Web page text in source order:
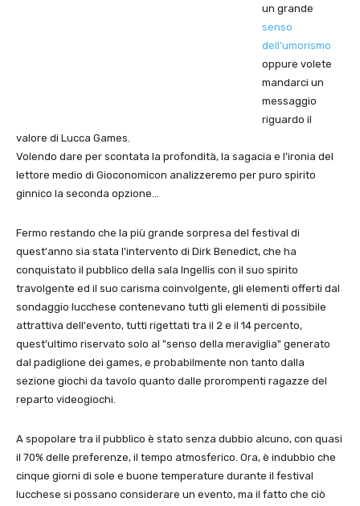
un grande
senso
dell'umorismo
oppure volete
mandarci un
messaggio
riguardo il
valore di Lucca Games.
Volendo dare per scontata la profondità, la sagacia e l'ironia del
lettore medio di Gioconomicon analizzeremo per puro spirito
ginnico la seconda opzione…
Fermo restando che la più grande sorpresa del festival di
quest'anno sia stata l'intervento di Dirk Benedict, che ha
conquistato il pubblico della sala Ingellis con il suo spirito
travolgente ed il suo carisma coinvolgente, gli elementi offerti dal
sondaggio lucchese contenevano tutti gli elementi di possibile
attrattiva dell'evento, tutti rigettati tra il 2 e il 14 percento,
quest'ultimo riservato solo al "senso della meraviglia" generato
dal padiglione dei games, e probabilmente non tanto dalla
sezione giochi da tavolo quanto dalle prorompenti ragazze del
reparto videogiochi.
A spopolare tra il pubblico è stato senza dubbio alcuno, con quasi
il 70% delle preferenze, il tempo atmosferico. Ora, è indubbio che
cinque giorni di sole e buone temperature durante il festival
lucchese si possano considerare un evento, ma il fatto che ciò